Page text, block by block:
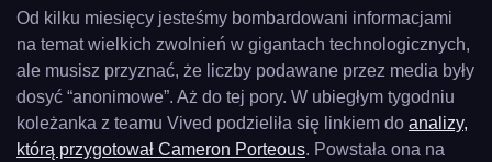
Od kilku miesięcy jesteśmy bombardowani informacjami
na temat wielkich zwolnień w gigantach technologicznych,
ale musisz przyznać, że liczby podawane przez media były
dosyć “anonimowe”. Aż do tej pory. W ubiegłym tygodniu
koleżanka z teamu Vived podzieliła się linkiem do analizy,
którą przygotował Cameron Porteous. Powstała ona na